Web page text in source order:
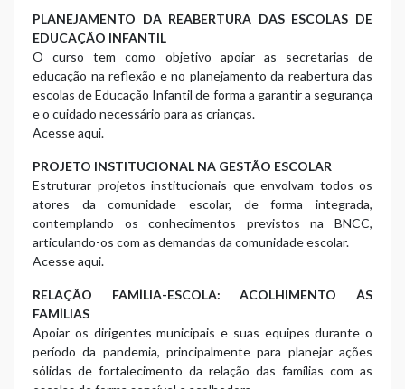
PLANEJAMENTO DA REABERTURA DAS ESCOLAS DE
EDUCAÇÃO INFANTIL
O curso tem como objetivo apoiar as secretarias de
educação na reflexão e no planejamento da reabertura das
escolas de Educação Infantil de forma a garantir a segurança
e o cuidado necessário para as crianças.
Acesse aqui.
PROJETO INSTITUCIONAL NA GESTÃO ESCOLAR
Estruturar projetos institucionais que envolvam todos os
atores da comunidade escolar, de forma integrada,
contemplando os conhecimentos previstos na BNCC,
articulando-os com as demandas da comunidade escolar.
Acesse aqui.
RELAÇÃO FAMÍLIA-ESCOLA: ACOLHIMENTO ÀS
FAMÍLIAS
Apoiar os dirigentes municipais e suas equipes durante o
período da pandemia, principalmente para planejar ações
sólidas de fortalecimento da relação das famílias com as